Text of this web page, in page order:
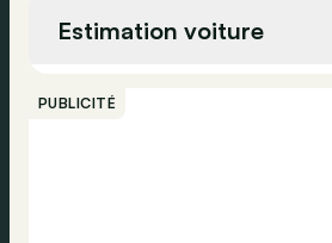
Pneus d'été
Estimation voiture
PUBLICITÉ